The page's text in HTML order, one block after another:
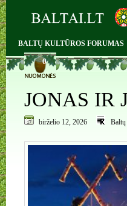
BALTŲ KULTŪROS FORUMAS
0
JONAS IR
birželio 12, 2026 Baltų